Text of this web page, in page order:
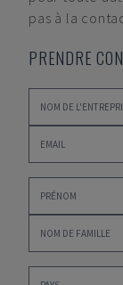
pas à la
PRENDRE